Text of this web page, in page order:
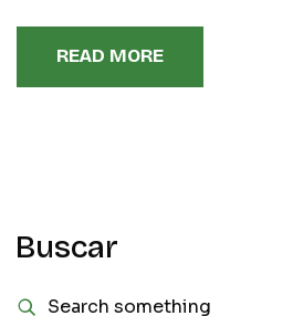
READ MORE
Buscar